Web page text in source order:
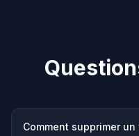
Comment supprimer